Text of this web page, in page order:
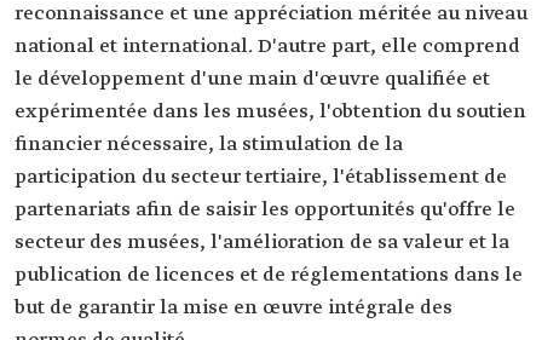
reconnaissance et une appréciation méritée au niveau
national et international. D'autre part, elle comprend
le développement d'une main d'œuvre qualifiée et
expérimentée dans les musées, l'obtention du soutien
financier nécessaire, la stimulation de la
participation du secteur tertiaire, l'établissement de
partenariats afin de saisir les opportunités qu'offre le
secteur des musées, l'amélioration de sa valeur et la
publication de licences et de réglementations dans le
but de garantir la mise en œuvre intégrale des